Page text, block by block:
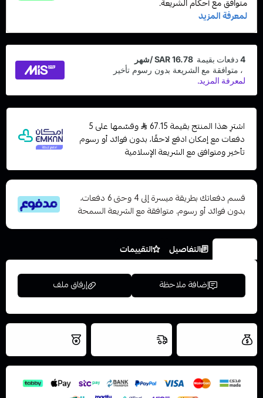
اشترِ هذا المنتج بقيمة 67.15
وقسّمها على 5
دفعات مع إمكان ادفع لاحقًا، بدون فوائد أو رسوم
تأخير ومتوافق مع الشريعة الإسلامية
قسم دفعاتك بطريقة ميسرة إلى 4 وحتى 6 دفعات،
بدون فوائد أو رسوم. متوافقة مع الشريعة السمحة
التفاصيل التقييمات
إضافة ملاحظة إرفاق ملف
اسحب و افلت الملف هنا
استعراض
نتميز بلجودة